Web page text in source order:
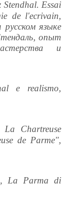
Stendhal. Essai
de l'ecrivain,
языке
опыт
и
e realismo,
Chartreuse
de Parme",
La Parma di